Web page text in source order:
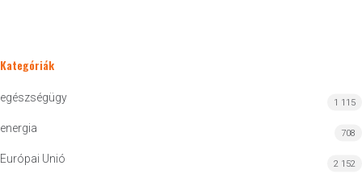
Kategóriák
egészségügy 1 115
energia 708
Európai Unió 2 152